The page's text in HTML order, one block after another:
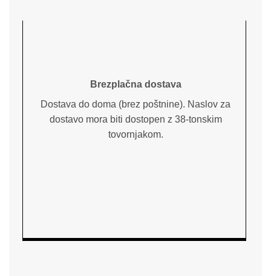
Brezplačna dostava
Dostava do doma (brez poštnine). Naslov za
dostavo mora biti dostopen z 38-tonskim
tovornjakom.